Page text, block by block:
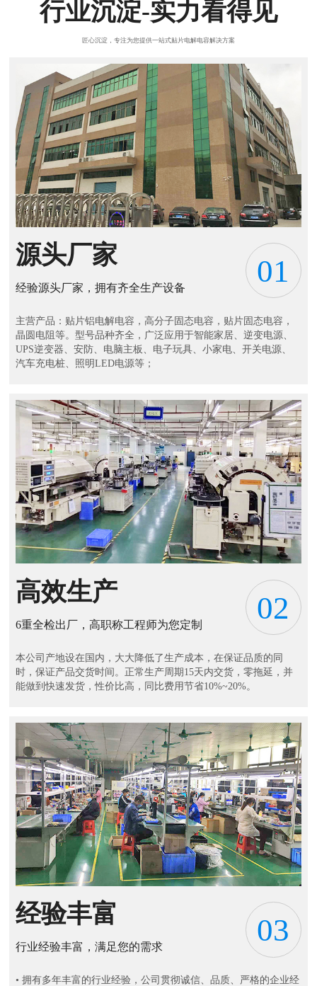
行业沉淀-实力看得见
匠心沉淀，专注为您提供一站式贴片电解电容解决方案
源头厂家
经验源头厂家，拥有齐全生产设备 01
主营产品：贴片铝电解电容，高分子固态电容，贴片固态电容，
晶圆电阻等。型号品种齐全，广泛应用于智能家居、逆变电源、
UPS逆变器、安防、电脑主板、电子玩具、小家电、开关电源、
汽车充电桩、照明LED电源等；
高效生产
6重全检出厂，高职称工程师为您定制 02
本公司产地设在国内，大大降低了生产成本，在保证品质的同
时，保证产品交货时间。正常生产周期15天内交货，零拖延，并
能做到快速发货，性价比高，同比费用节省10%~20%。
经验丰富
行业经验丰富，满足您的需求 03
• 拥有多年丰富的行业经验，公司贯彻诚信、品质、严格的企业经